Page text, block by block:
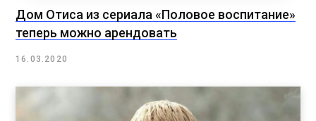
Дом Отиса из сериала «Половое воспитание»
теперь можно арендовать
16.03.2020